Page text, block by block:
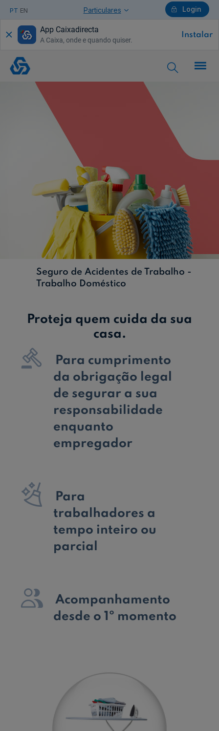
PT EN Login
Particulares
Particulares
Ajuda Particulares
Saiba mais sobre a Chave Móvel Digital
Empresas
Ajuda Empresas
Quero ser cliente:
Aderir ao Caixadirecta Particulares
Faça download da App Caixadirecta
Recomendações de Segurança
App Caixadirecta
A Caixa, onde e quando quiser.
Instalar
Seguro
Acidentes
de
Seguro de Acidentes de Trabalho -
Trabalho Doméstico
Proteja quem cuida da sua
casa.

Para cumprimento
da obrigação legal
de segurar a sua
responsabilidade
enquanto
empregador

Para
trabalhadores a
tempo inteiro ou
parcial

Acompanhamento
desde o 1º momento